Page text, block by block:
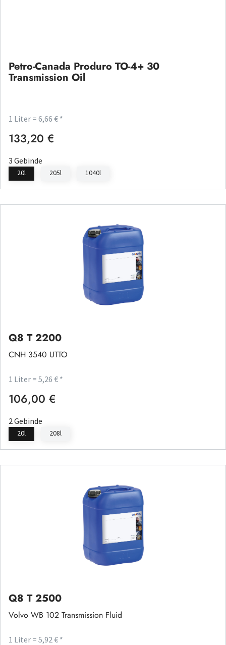
Petro-Canada Produro TO-4+ 30
Transmission Oil
1 Liter = 6,66 € *
Regulärer Preis:
133,20 €
3 Gebinde
20l 205l 1040l
Q8 T 2200
CNH 3540 UTTO
1 Liter = 5,26 € *
Regulärer Preis:
106,00 €
2 Gebinde
20l 208l
Q8 T 2500
Volvo WB 102 Transmission Fluid
1 Liter = 5,92 € *